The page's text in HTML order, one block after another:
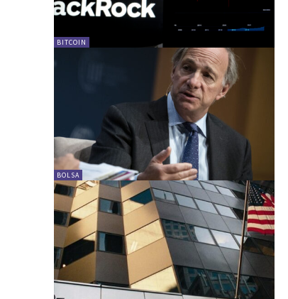
BITCOIN
BOLSA